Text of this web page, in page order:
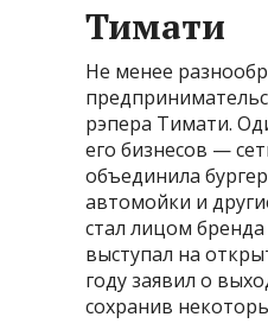
Тимати
Не менее
рэпера Тимати.
его бизнесов —
объединила
автомойки и
стал лицом
выступал на
году заявил о
сохранив